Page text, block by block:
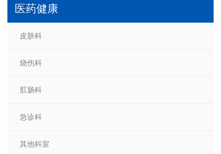
医药健康
皮肤科
烧伤科
肛肠科
急诊科
其他科室